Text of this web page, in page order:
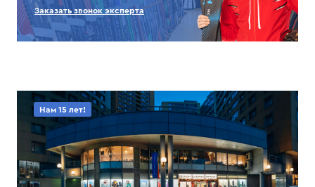
Заказать звонок эксперта
Нам 15 лет!